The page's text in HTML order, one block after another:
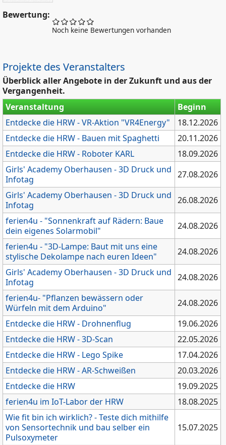
Bewertung:
Noch keine Bewertungen vorhanden
Projekte des Veranstalters
Überblick aller Angebote in der Zukunft und aus der
Vergangenheit.
Veranstaltung
Beginn
Entdecke die HRW - VR-Aktion "VR4Energy"
18.12.2026
Entdecke die HRW - Bauen mit Spaghetti
20.11.2026
Entdecke die HRW - Roboter KARL
18.09.2026
Girls' Academy Oberhausen - 3D Druck und
Infotag
27.08.2026
Girls' Academy Oberhausen - 3D Druck und
Infotag
26.08.2026
ferien4u - "Sonnenkraft auf Rädern: Baue
dein eigenes Solarmobil"
24.08.2026
ferien4u - "3D-Lampe: Baut mit uns eine
stylische Dekolampe nach euren Ideen"
24.08.2026
Girls' Academy Oberhausen - 3D Druck und
Infotag
24.08.2026
ferien4u- "Pflanzen bewässern oder
Würfeln mit dem Arduino"
24.08.2026
Entdecke die HRW - Drohnenflug
19.06.2026
Entdecke die HRW - 3D-Scan
22.05.2026
Entdecke die HRW - Lego Spike
17.04.2026
Entdecke die HRW - AR-Schweißen
20.03.2026
Entdecke die HRW
19.09.2025
ferien4u im IoT-Labor der HRW
18.08.2025
Wie fit bin ich wirklich? - Teste dich mithilfe
von Sensortechnik und bau selber ein
Pulsoxymeter
15.07.2025